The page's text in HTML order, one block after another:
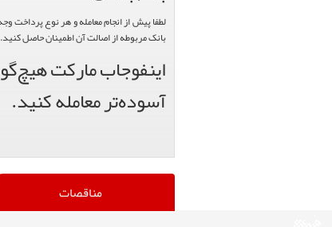
لطفا پیش از انجام معامله و هر نوع پرداخت
بانک مربوطه از اصالت آن اطمینان حاصل کنید.
اینفوجاب مارکت
آسوده‌تر معامله کنید.
مناقصات